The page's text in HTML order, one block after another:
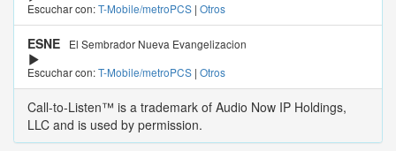
Escuchar con:T-Mobile/metroPCS | Otros
ESNE
El Sembrador Nueva Evangelizacion
Escuchar con:T-Mobile/metroPCS | Otros
Call-to-Listen™ is a trademark of Audio Now IP Holdings,
LLC and is used by permission.